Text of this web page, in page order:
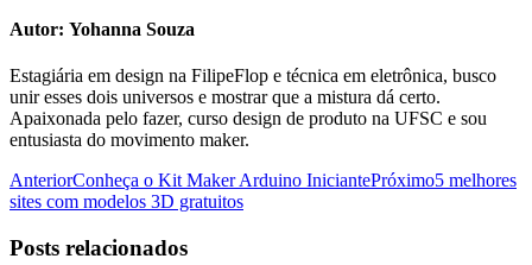
Autor: Yohanna Souza
Estagiária em design na FilipeFlop e técnica em eletrônica, busco
unir esses dois universos e mostrar que a mistura dá certo.
Apaixonada pelo fazer, curso design de produto na UFSC e sou
entusiasta do movimento maker.
Navegação
de
post:
AnteriorPost
anterior:
Conheça o Kit Maker Arduino IniciantePróximoPróximo
5 melhores
sites com modelos 3D gratuitos
Posts relacionados